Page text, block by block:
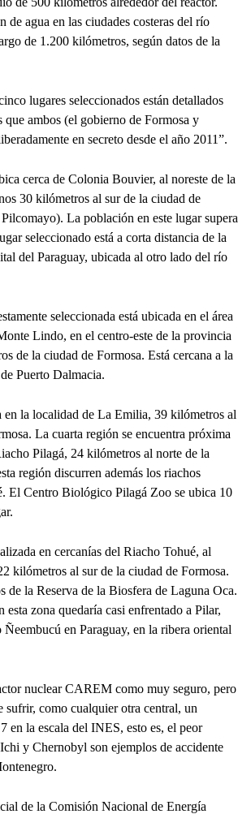
de agua en las ciudades costeras del río
de 1.200 kilómetros, según datos de la
lugares seleccionados están detallados
que ambos (el gobierno de Formosa y
en secreto desde el año 2011”.
cerca de Colonia Bouvier, al noreste de la
30 kilómetros al sur de la ciudad de
La población en este lugar supera
seleccionado está a corta distancia de la
del Paraguay, ubicada al otro lado del río
seleccionada está ubicada en el área
Lindo, en el centro-este de la provincia
de la ciudad de Formosa. Está cercana a la
Puerto Dalmacia.
en la localidad de La Emilia, 39 kilómetros al
La cuarta región se encuentra próxima
Pilagá, 24 kilómetros al norte de la
región discurren además los riachos
El Centro Biológico Pilagá Zoo se ubica 10
en cercanías del Riacho Tohué, al
kilómetros al sur de la ciudad de Formosa.
de la Reserva de la Biosfera de Laguna Oca.
esta zona quedaría casi enfrentado a Pilar,
en Paraguay, en la ribera oriental
nuclear CAREM como muy seguro, pero
sufrir, como cualquier otra central, un
en la escala del INES, esto es, el peor
y Chernobyl son ejemplos de accidente
de la Comisión Nacional de Energía